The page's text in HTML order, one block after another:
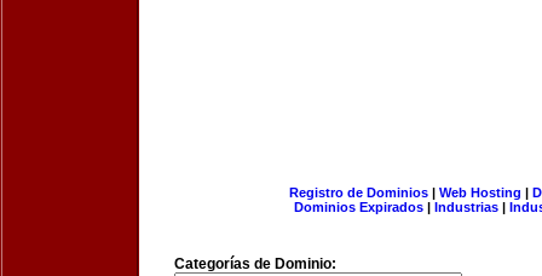
Registro de Dominios| Web Hosting |
Dominios Expirados | Industrias |
Categorías de Dominio: